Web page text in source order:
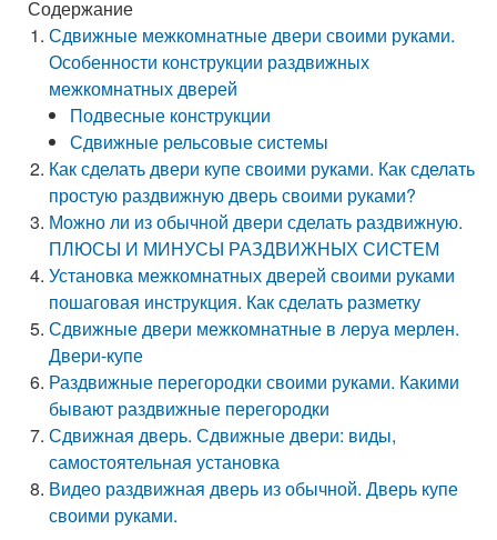
Содержание
Сдвижные межкомнатные двери своими руками.
Особенности конструкции раздвижных
межкомнатных дверей
Подвесные конструкции
Сдвижные рельсовые системы
Как сделать двери купе своими руками. Как сделать
простую раздвижную дверь своими руками?
Можно ли из обычной двери сделать раздвижную.
ПЛЮСЫ И МИНУСЫ РАЗДВИЖНЫХ СИСТЕМ
Установка межкомнатных дверей своими руками
пошаговая инструкция. Как сделать разметку
Сдвижные двери межкомнатные в леруа мерлен.
Двери-купе
Раздвижные перегородки своими руками. Какими
бывают раздвижные перегородки
Сдвижная дверь. Сдвижные двери: виды,
самостоятельная установка
Видео раздвижная дверь из обычной. Дверь купе
своими руками.